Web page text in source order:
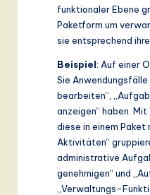
funktionaler Ebene
Paketform um
sie entsprechend
Beispiel: Auf einer
Sie Anwendungsfälle
bearbeiten“,
anzeigen“ haben. Mit
diese in einem
Aktivitäten“
administrative
genehmigen“ und
„Verwaltungs-